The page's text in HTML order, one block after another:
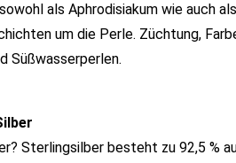
als Aphrodisiakum wie auch
um die Perle. Züchtung,
Süßwasserperlen.
Sterlingsilber besteht zu 92,5 %